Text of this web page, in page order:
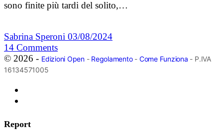
sono finite più tardi del solito,…
Sabrina Speroni 03/08/2024
14 Comments
© 2026 - Edizioni Open- Regolamento- Come Funziona - P.IVA
16134571005
Report